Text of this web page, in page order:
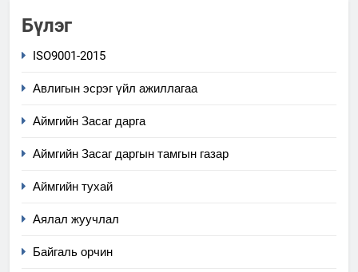
Бүлэг
ISO9001-2015
Авлигын эсрэг үйл ажиллагаа
Аймгийн Засаг дарга
Аймгийн Засаг даргын тамгын газар
Аймгийн тухай
Аялал жуучлал
Байгаль орчин